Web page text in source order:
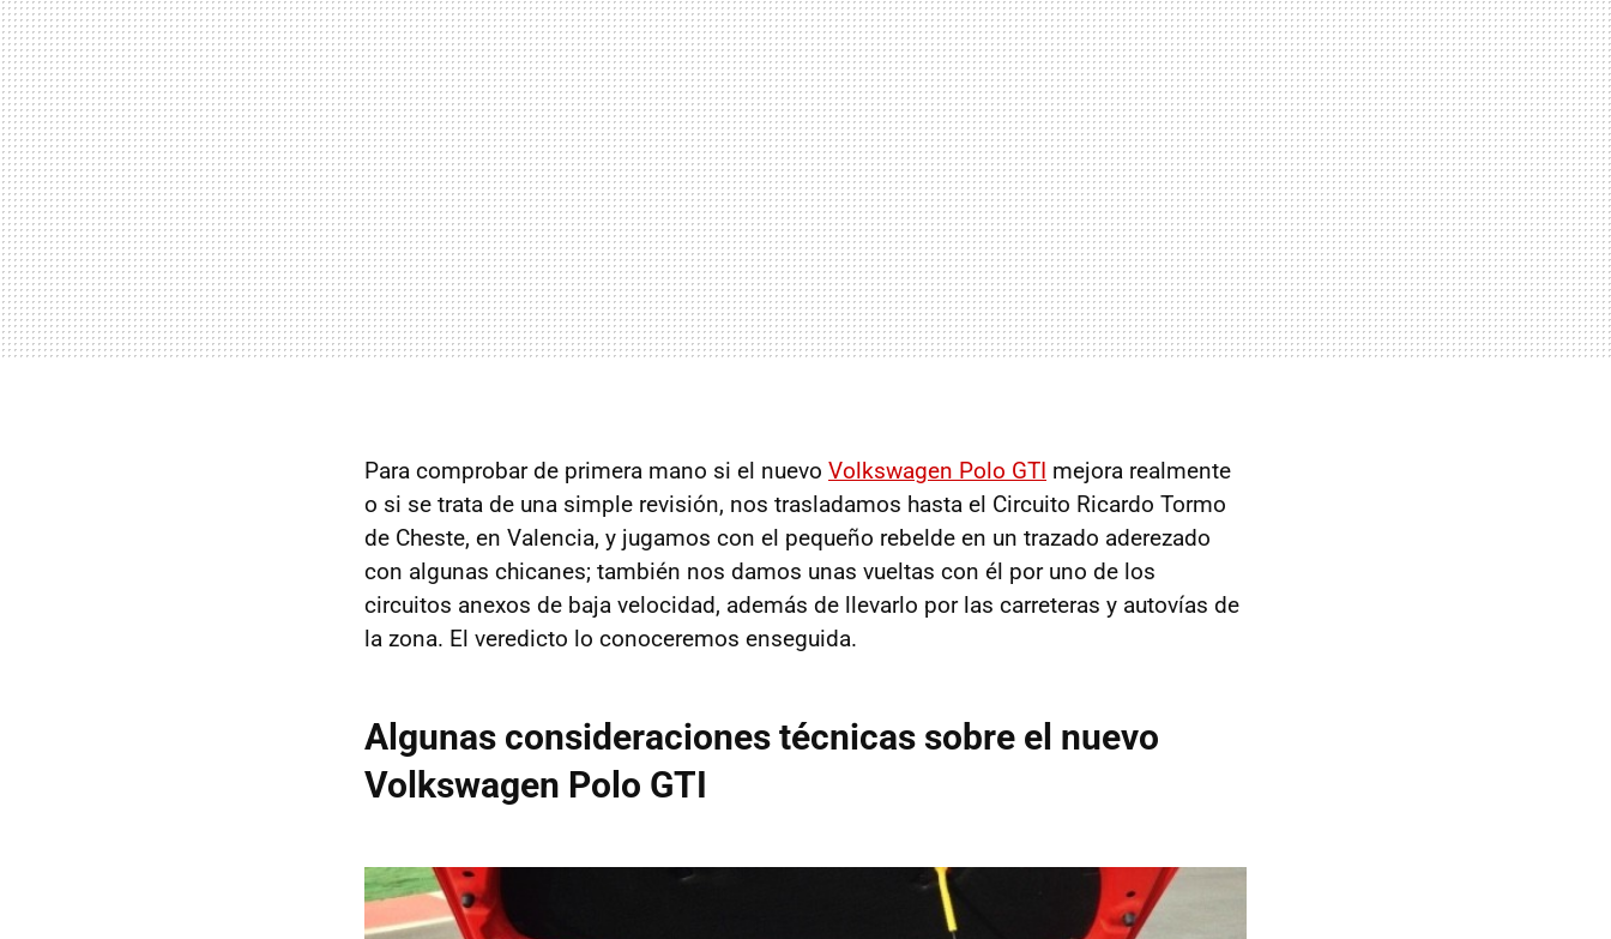
Para comprobar de primera mano si el nuevo Volkswagen Polo GTI mejora realmente
o si se trata de una simple revisión, nos trasladamos hasta el Circuito Ricardo Tormo
de Cheste, en Valencia, y jugamos con el pequeño rebelde en un trazado aderezado
con algunas chicanes; también nos damos unas vueltas con él por uno de los
circuitos anexos de baja velocidad, además de llevarlo por las carreteras y autovías de
la zona. El veredicto lo conoceremos enseguida.
Algunas consideraciones técnicas sobre el nuevo
Volkswagen Polo GTI